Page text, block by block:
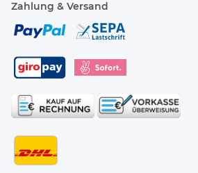
Zahlung & Versand